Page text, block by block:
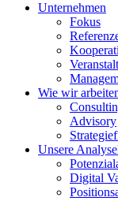
Unternehmen
Fokus
Wie wir
Advisory
Unsere
Digital